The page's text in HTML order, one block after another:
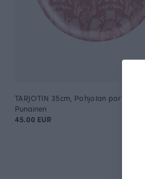
TARJOTIN 35cm, Pohjolan portti
Punainen
45.00 EUR